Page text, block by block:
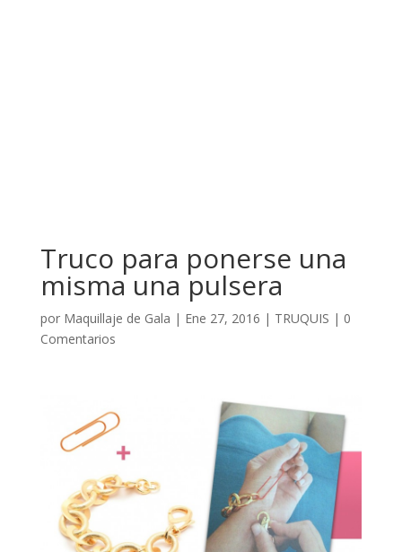
Truco para ponerse una
misma una pulsera
por Maquillaje de Gala | Ene 27, 2016 | TRUQUIS | 0
Comentarios